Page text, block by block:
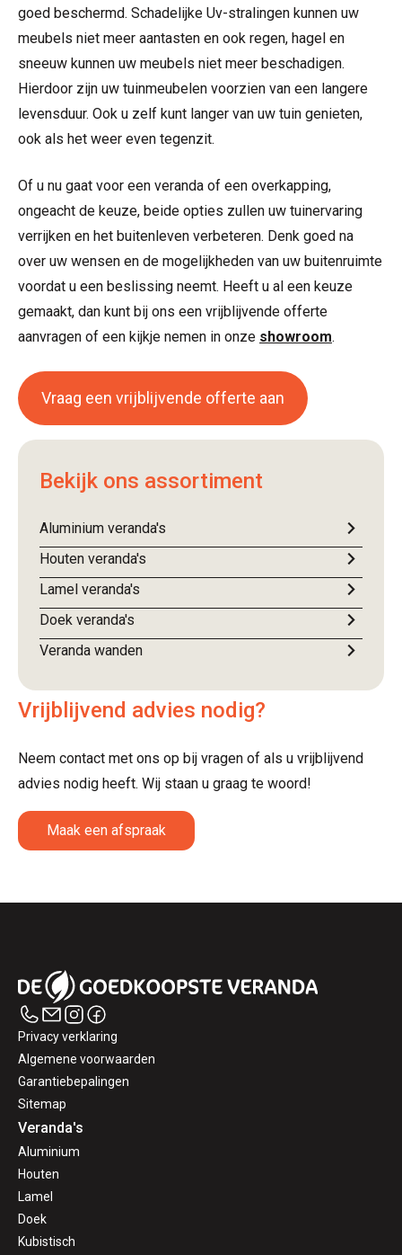
goed beschermd. Schadelijke Uv-stralingen kunnen uw
meubels niet meer aantasten en ook regen, hagel en
sneeuw kunnen uw meubels niet meer beschadigen.
Hierdoor zijn uw tuinmeubelen voorzien van een langere
levensduur. Ook u zelf kunt langer van uw tuin genieten,
ook als het weer even tegenzit.
Of u nu gaat voor een veranda of een overkapping,
ongeacht de keuze, beide opties zullen uw tuinervaring
verrijken en het buitenleven verbeteren. Denk goed na
over uw wensen en de mogelijkheden van uw buitenruimte
voordat u een beslissing neemt. Heeft u al een keuze
gemaakt, dan kunt bij ons een vrijblijvende offerte
aanvragen of een kijkje nemen in onze showroom.
Vraag een vrijblijvende offerte aan
Bekijk ons assortiment
Aluminium veranda's
Houten veranda's
Lamel veranda's
Doek veranda's
Veranda wanden
Vrijblijvend advies nodig?
Neem contact met ons op bij vragen of als u vrijblijvend
advies nodig heeft. Wij staan u graag te woord!
Maak een afspraak
Privacy verklaring
Algemene voorwaarden
Garantiebepalingen
Sitemap
Veranda's
Aluminium
Houten
Lamel
Doek
Kubistisch